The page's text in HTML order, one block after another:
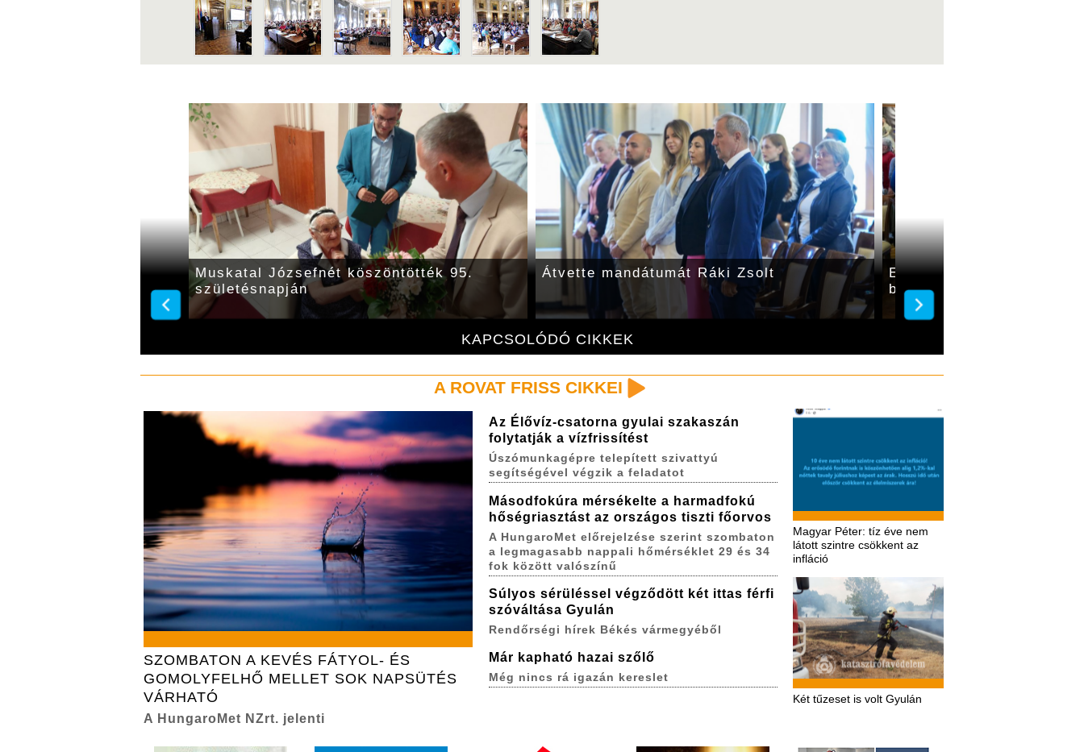
KAPCSOLÓDÓ CIKKEK
Muskatal Józsefnét köszöntötték 95.
születésnapján
Átvette mandátumát Ráki Zsolt
Esküt tettek a
bizottságok tagjai
A ROVAT FRISS CIKKEI
SZOMBATON A KEVÉS FÁTYOL- ÉS
GOMOLYFELHŐ MELLET SOK NAPSÜTÉS
VÁRHATÓ
A HungaroMet NZrt. jelenti
Magyar Péter: tíz éve nem
látott szintre csökkent az
infláció
Két tűzeset is volt Gyulán
Az Élővíz-csatorna gyulai szakaszán
folytatják a vízfrissítést
Úszómunkagépre telepített szivattyú
segítségével végzik a feladatot
Másodfokúra mérsékelte a harmadfokú
hőségriasztást az országos tiszti főorvos
A HungaroMet előrejelzése szerint szombaton
a legmagasabb nappali hőmérséklet 29 és 34
fok között valószínű
Súlyos sérüléssel végződött két ittas férfi
szóváltása Gyulán
Rendőrségi hírek Békés vármegyéből
Már kapható hazai szőlő
Még nincs rá igazán kereslet